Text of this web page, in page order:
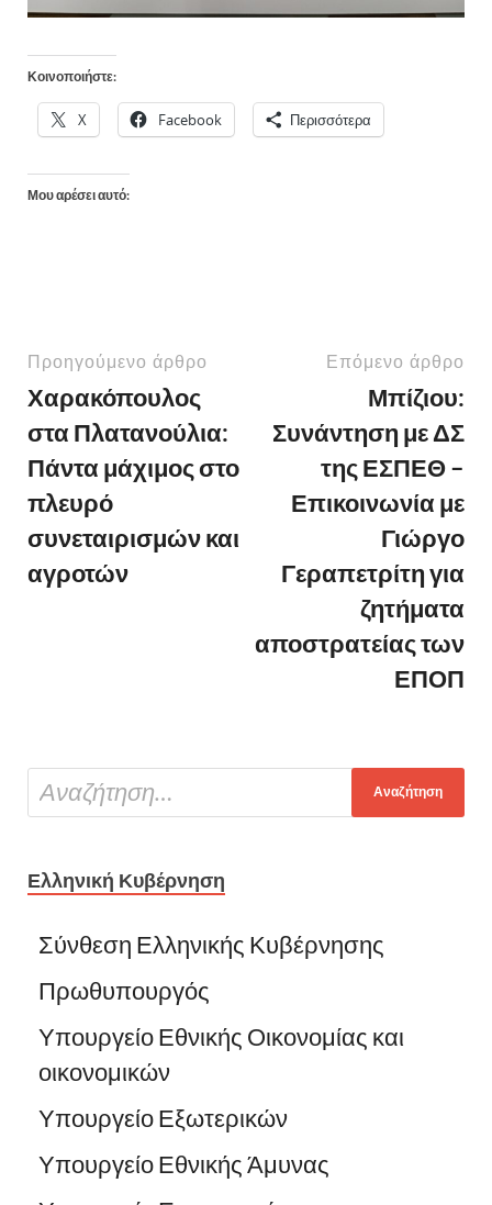
Κοινοποιήστε:
X Facebook Περισσότερα
Μου αρέσει αυτό:
Προηγούμενο άρθρο
Χαρακόπουλος
στα Πλατανούλια:
Πάντα μάχιμος στο
πλευρό
συνεταιρισμών και
αγροτών
Επόμενο άρθρο
Μπίζιου:
Συνάντηση με ΔΣ
της ΕΣΠΕΘ –
Επικοινωνία με
Γιώργο
Γεραπετρίτη για
ζητήματα
αποστρατείας των
ΕΠΟΠ
Ελληνική Κυβέρνηση
Σύνθεση Ελληνικής Κυβέρνησης
Πρωθυπουργός
Υπουργείο Εθνικής Οικονομίας και
οικονομικών
Υπουργείο Εξωτερικών
Υπουργείο Εθνικής Άμυνας